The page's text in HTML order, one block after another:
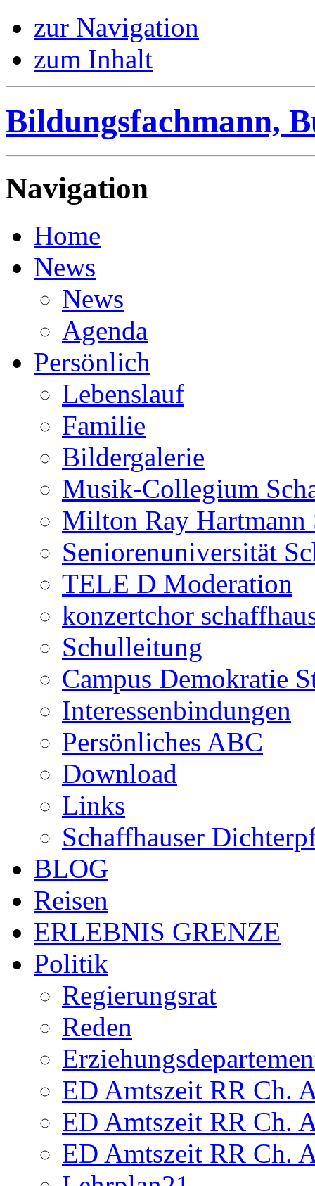
zur Navigation
zum Inhalt
Bildungsfachmann,
Navigation
Home
News
News
Agenda
Persönlich
Lebenslauf
Familie
Bildergalerie
Musik-Collegium
Milton Ray
Seniorenuniversität
TELE D Moderation
konzertchor
Schulleitung
Campus Demokratie
Interessenbindungen
Persönliches ABC
Download
Links
Schaffhauser
BLOG
Reisen
ERLEBNIS GRENZE
Politik
Regierungsrat
Reden
ED Amtszeit RR Ch.
ED Amtszeit RR Ch.
ED Amtszeit RR Ch.